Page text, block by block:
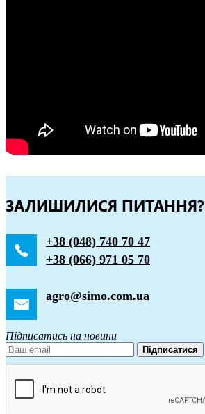
ЗАЛИШИЛИСЯ ПИТАННЯ?
+38 (048) 740 70 47
+38 (066) 971 05 70
agro@simo.com.ua
Підписатись на новини
Підписатися